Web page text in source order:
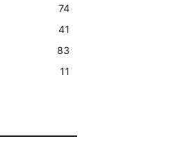
74
41
83
11